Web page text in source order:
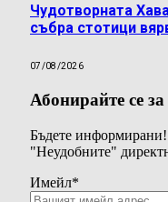
Чудотворната
събра стотици
07/08/2026
Абонирайте се
Бъдете
"Неудобните"
Имейл*